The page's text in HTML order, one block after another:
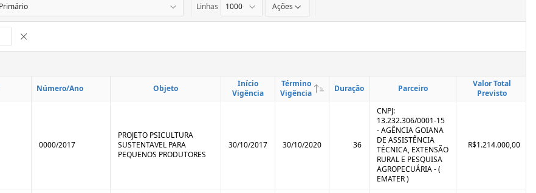
Linhas Ações
Remover Interrupção de Controle
Número/Ano Objeto
Início
Vigência
Término
Vigência
Duração Parceiro
Valor Total
Previsto
0000/2017
PROJETO PSICULTURA
SUSTENTAVEL PARA
PEQUENOS PRODUTORES
30/10/2017 30/10/2020 36
CNPJ:
13.232.306/0001-15
- AGÊNCIA GOIANA
DE ASSISTÊNCIA
TÉCNICA, EXTENSÃO
RURAL E PESQUISA
AGROPECUÁRIA - (
EMATER )
R$1.214.000,00